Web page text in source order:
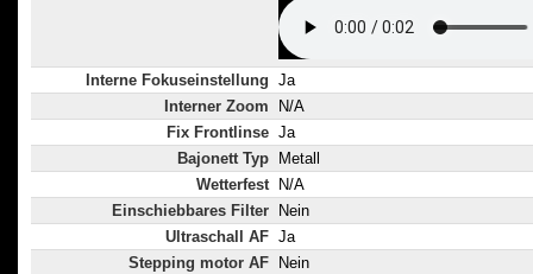
Interne Fokuseinstellung Ja
Interner Zoom
N/A
Fix Frontlinse Ja
Bajonett Typ
Metall
Wetterfest
N/A
Einschiebbares Filter
Nein
Ultraschall AF Ja
Stepping motor AF
Nein